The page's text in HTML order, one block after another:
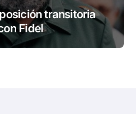
transitoria
Fidel